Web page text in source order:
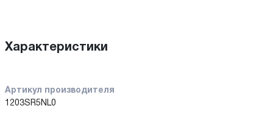
Характеристики
Артикул производителя
1203SR5NL0